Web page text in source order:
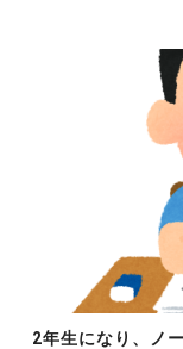
2年生になり、ノ